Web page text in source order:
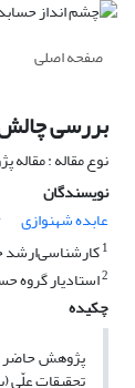
صفحه اصلی
بررسی چالش
نوع مقاله : مقاله
نویسندگان
عابده شهنوازی
1کارشناسی‌ارشد
2استادیار گروه
چکیده
پژوهش حاضر